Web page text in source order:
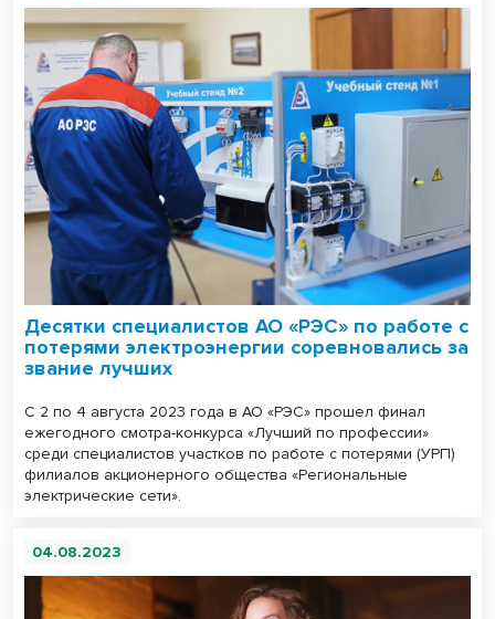
Десятки специалистов АО «РЭС» по работе с
потерями электроэнергии соревновались за
звание лучших
С 2 по 4 августа 2023 года в АО «РЭС» прошел финал
ежегодного смотра-конкурса «Лучший по профессии»
среди специалистов участков по работе с потерями (УРП)
филиалов акционерного общества «Региональные
электрические сети».
04.08.2023